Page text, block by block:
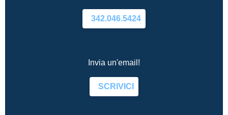
342.046.5424
Invia un'email!
SCRIVICI